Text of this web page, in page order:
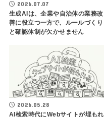
2026.07.07
生成AIは、企業や自治体の業務改
善に役立つ一方で、ルールづくり
と確認体制が欠かせません
2026.05.28
AI検索時代にWebサイトが埋もれ